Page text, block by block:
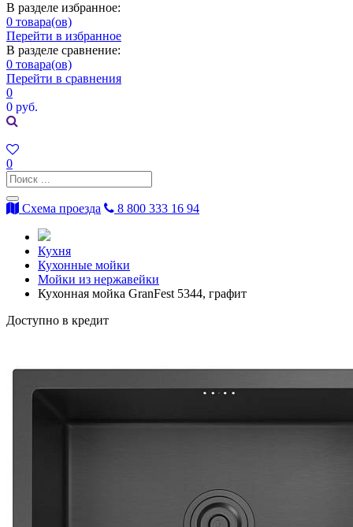
В разделе избранное:
0 товара(ов)
Перейти в избранное
В разделе сравнение:
0 товара(ов)
Перейти в сравнения
0
0 руб.
0
Схема проезда 8 800 333 16 94
Кухня
Кухонные мойки
Мойки из нержавейки
Кухонная мойка GranFest 5344, графит
Доступно в кредит